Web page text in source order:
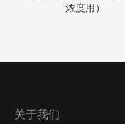
浓度用）
关于我们